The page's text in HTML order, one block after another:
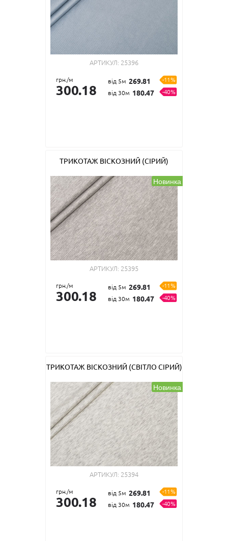
АРТИКУЛ: 25396
грн./м
300.18
від 5м 269.81
-11%
від 30м 180.47 -40%
ТРИКОТАЖ ВІСКОЗНИЙ (СІРИЙ)
Новинка
АРТИКУЛ: 25395
грн./м
300.18
від 5м 269.81
-11%
від 30м 180.47 -40%
ТРИКОТАЖ ВІСКОЗНИЙ (СВІТЛО СІРИЙ)
Новинка
АРТИКУЛ: 25394
грн./м
300.18
від 5м 269.81
-11%
від 30м 180.47 -40%